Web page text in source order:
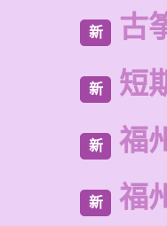
新 古
新 短
新 福
新 福